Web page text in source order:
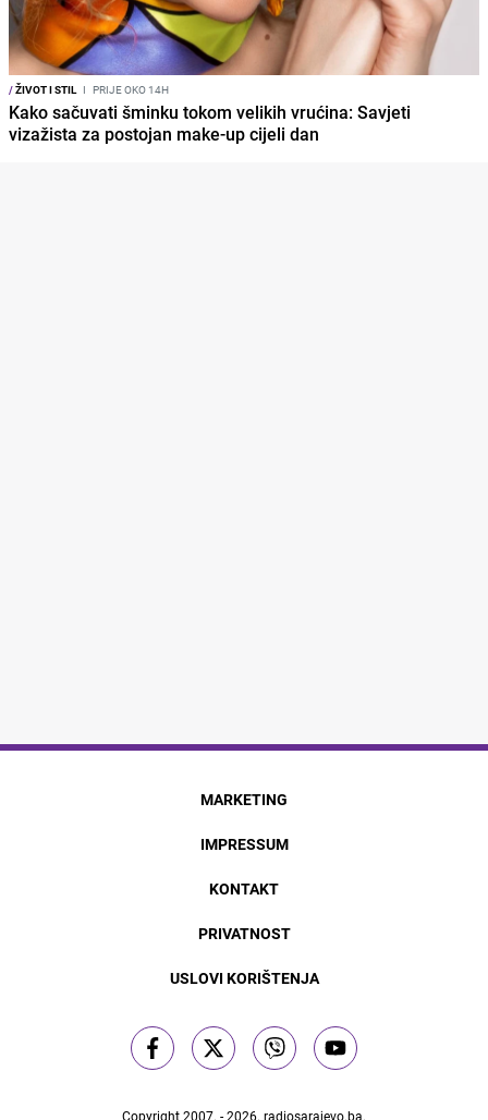
/ŽIVOT I STIL I PRIJE OKO 14H
Kako sačuvati šminku tokom velikih vrućina: Savjeti
vizažista za postojan make-up cijeli dan
MARKETING
IMPRESSUM
KONTAKT
PRIVATNOST
USLOVI KORIŠTENJA
Copyright 2007. - 2026. radiosarajevo.ba.